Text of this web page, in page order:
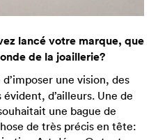
lancé votre marque, que
de la joaillerie?
d’imposer une vision, des
d’ailleurs. Une de
une bague de
de très précis en tête: